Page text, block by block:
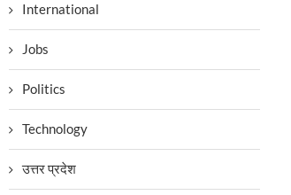
International
Jobs
Politics
Technology
उत्तर प्रदेश